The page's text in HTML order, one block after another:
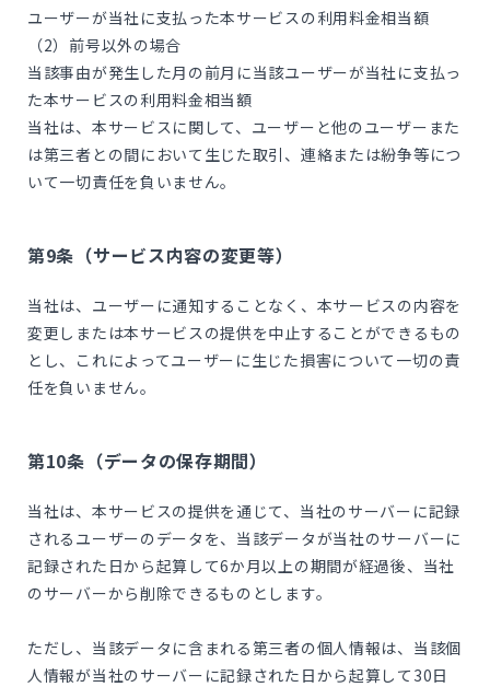
ユーザーが当社に支払った本サービスの利用料金相当額
（2）前号以外の場合
当該事由が発生した月の前月に当該ユーザーが当社に支払っ
た本サービスの利用料金相当額
当社は、本サービスに関して、ユーザーと他のユーザーまた
は第三者との間において生じた取引、連絡または紛争等につ
いて一切責任を負いません。
第9条（サービス内容の変更等）
当社は、ユーザーに通知することなく、本サービスの内容を
変更しまたは本サービスの提供を中止することができるもの
とし、これによってユーザーに生じた損害について一切の責
任を負いません。
第10条（データの保存期間）
当社は、本サービスの提供を通じて、当社のサーバーに記録
されるユーザーのデータを、当該データが当社のサーバーに
記録された日から起算して6か月以上の期間が経過後、当社
のサーバーから削除できるものとします。
ただし、当該データに含まれる第三者の個人情報は、当該個
人情報が当社のサーバーに記録された日から起算して30日